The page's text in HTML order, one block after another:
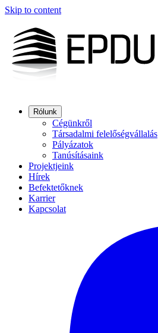
Skip to content
Rólunk
Cégünkről
Társadalmi felelőségvállalás
Pályázatok
Tanúsításaink
Projektjeink
Hírek
Befektetőknek
Karrier
Kapcsolat